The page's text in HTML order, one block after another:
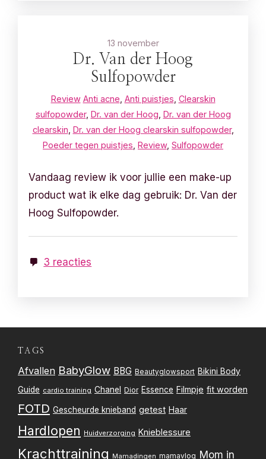
13 november
Dr. Van der Hoog
Sulfopowder
Review Anti acne Anti puistjes Clearskin
sulfopowder, Dr. van der Hoog Dr. van der Hoog
clearskin Dr. van der Hoog clearskin sulfopowder,
Poeder tegen puistjes Review, Sulfopowder
Vandaag review ik voor jullie een make-up
product wat ik elke dag gebruik: Dr. Van der
Hoog Sulfopowder.
3 reacties
TAGS
Afvallen BabyGlow BBG Beautyglowsport Bikini Body
Guide cardio training Chanel Dior Essence Filmpje fit worden
FOTD Gescheurde knieband getest Haar
Hardlopen Huidverzorging Knieblessure
Krachttraining Mamadingen mamavlog Mom in